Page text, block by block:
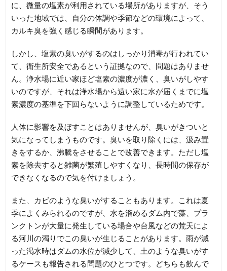
に、微量の塩素が利用されている場所がありますが、そう
いった地域では、自分の体調や季節などの環境によって、
カルキ臭を強く感じる瞬間があります。
しかし、塩素の臭いがするのはしっかり消毒が行われてい
て、衛生所安全であるという証拠なので、問題はありませ
ん。浄水場に近い家ほど塩素の濃度が濃く、臭いがしやす
いのですが、それは浄水場から遠い家に水が届くまでに塩
素濃度の基準を下回らないように調整しているためです。
人体に影響を及ぼすことはありませんが、臭いがきついと
気になってしまうものです。臭いを取り除くには、汲み置
きをするか、沸騰をさせることで改善できます。ただし塩
素を除去すると雑菌が繁殖しやすくなり、長時間の保存が
できなくなるので気を付けましょう。
また、カビのような臭いがすることもあります。これは夏
季によくみられるのですが、水を溜めるダム内で藻、プラ
ンクトンが大量に発生している場合や台風などの荒天によ
る河川の濁りでこの臭いが生じることがあります。雨が減
った渇水時はダムの水位が減少して、土のような臭いがす
るケースも報告される問題のひとつです。どちらも飲んで